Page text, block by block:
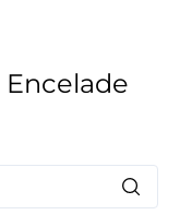
Encelade